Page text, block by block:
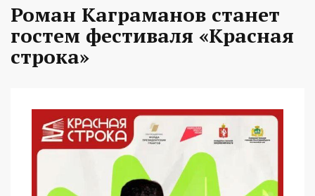
Роман Каграманов станет
гостем фестиваля «Красная
строка»